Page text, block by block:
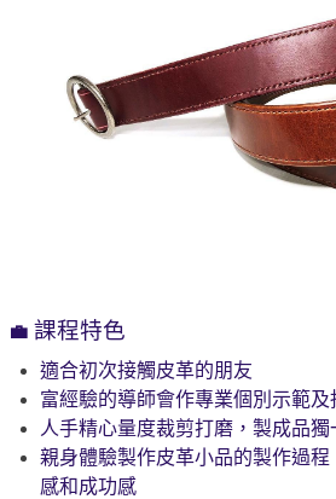
💼 課程特色
適合初次接觸皮革的朋友
富經驗的導師會作專業個別示範及
人手精心量度裁剪打磨，製成品獨
親身體驗製作皮革小品的製作過
感和成功感